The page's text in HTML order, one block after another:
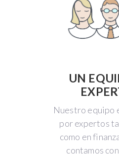
UN
Nuestro equipo
por expertos
como en
contamos